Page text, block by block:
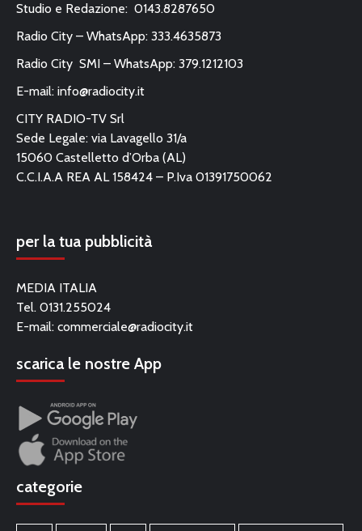
Studio e Redazione: 0143.8287650
Radio City – WhatsApp: 333.4635873
Radio City SMI – WhatsApp: 379.1212103
E-mail: info@radiocity.it
CITY RADIO-TV Srl
Sede Legale: via Lavagello 31/a
15060 Castelletto d’Orba (AL)
C.C.I.A.A REA AL 158424 – P.Iva 01391750062
per la tua pubblicità
MEDIA ITALIA
Tel. 0131.255024
E-mail: commerciale@radiocity.it
scarica le nostre App
categorie